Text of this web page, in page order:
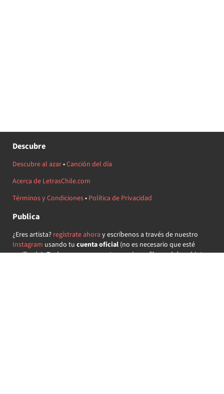
Descubre
Descubre al azar•Canción del día
Acerca de LetrasChile.com
Términos y Condiciones• Política de Privacidad
Publica
¿Eres artista? regístrate ahora y escríbenos a través de nuestro
Instagram usando tu cuenta oficial(no es necesario que esté
verificada) ¡Te daremos acceso a tu propio perfil y podrás subir tus